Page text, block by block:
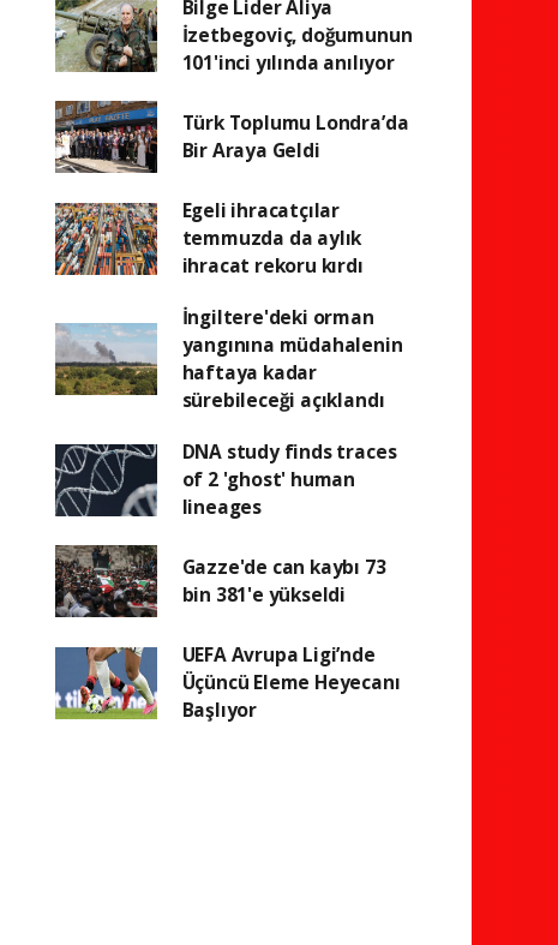
Bilge Lider Aliya
İzetbegoviç, doğumunun
101'inci yılında anılıyor
Türk Toplumu Londra’da
Bir Araya Geldi
Egeli ihracatçılar
temmuzda da aylık
ihracat rekoru kırdı
İngiltere'deki orman
yangınına müdahalenin
haftaya kadar
sürebileceği açıklandı
DNA study finds traces
of 2 'ghost' human
lineages
Gazze'de can kaybı 73
bin 381'e yükseldi
UEFA Avrupa Ligi’nde
Üçüncü Eleme Heyecanı
Başlıyor